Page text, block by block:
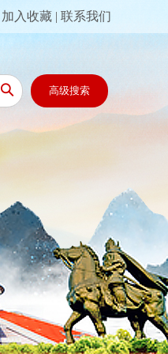
加入收藏 | 联系我们
 高级搜索